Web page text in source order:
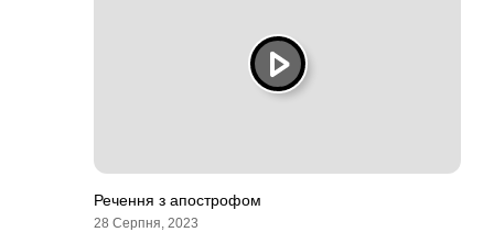
Речення з апострофом
28 Серпня, 2023